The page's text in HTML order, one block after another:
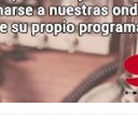
e
r